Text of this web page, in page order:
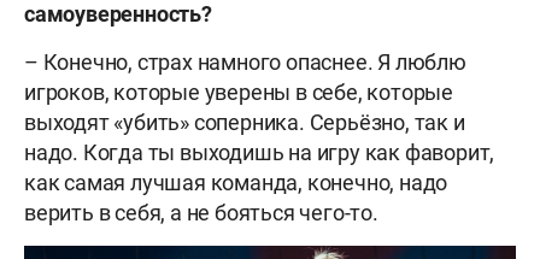
самоуверенность?
– Конечно, страх намного опаснее. Я люблю
игроков, которые уверены в себе, которые
выходят «убить» соперника. Серьёзно, так и
надо. Когда ты выходишь на игру как фаворит,
как самая лучшая команда, конечно, надо
верить в себя, а не бояться чего-то.